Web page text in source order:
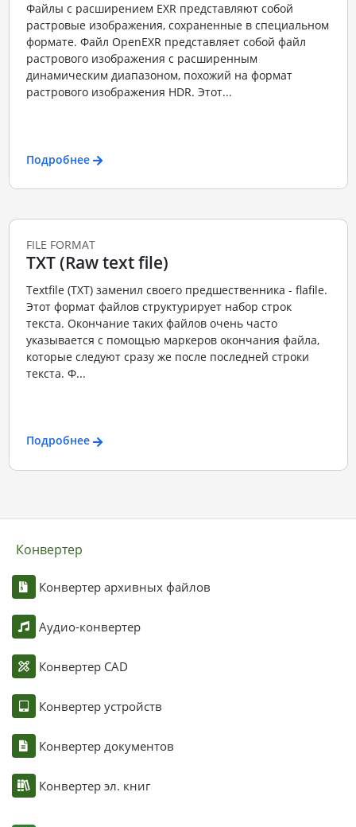
Файлы с расширением EXR представляют собой
растровые изображения, сохраненные в специальном
формате. Файл OpenEXR представляет собой файл
растрового изображения с расширенным
динамическим диапазоном, похожий на формат
растрового изображения HDR. Этот...
Подробнее
FILE FORMAT
TXT (Raw text file)
Textfile (TXT) заменил своего предшественника - flafile.
Этот формат файлов структурирует набор строк
текста. Окончание таких файлов очень часто
указывается с помощью маркеров окончания файла,
которые следуют сразу же после последней строки
текста. Ф...
Подробнее
Конвертер
Конвертер архивных файлов
Аудио-конвертер
Конвертер CAD
Конвертер устройств
Конвертер документов
Конвертер эл. книг